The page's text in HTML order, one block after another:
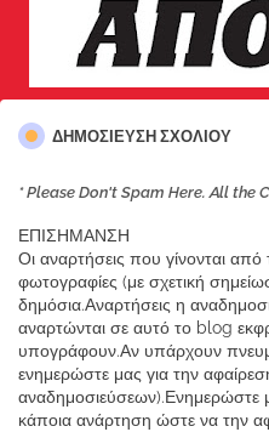
ΔΗΜΟΣΊΕΥΣΗ ΣΧΟΛΊΟΥ
* Please Don't Spam Here. All the
ΕΠΙΣΗΜΑΝΣΗ
Οι αναρτήσεις που γίνονται από
φωτογραφίες (με σχετική
δημόσια.Αναρτήσεις η
αναρτώνται σε αυτό το blog
υπογράφουν.Αν υπάρχουν
ενημερώστε μας για την
αναδημοσιεύσεων).Ενημερώστε
κάποια ανάρτηση ώστε να την